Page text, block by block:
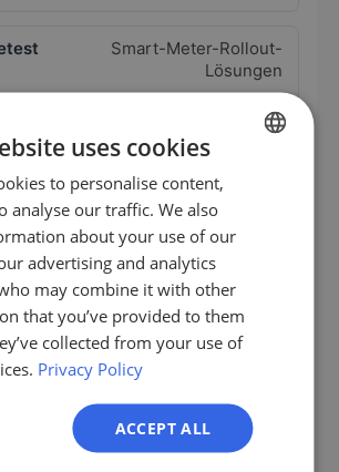
Smart-Meter-Rollout-
Lösungen
DACH mit Smart-
Verpflichtung und aktiver
und Netz-Verantwortliche
Engineering und GIS für
Fernwärme
Versorger mit
Programmen oder
für Netzplaner."
Technik-Leitung und Netzplanung
GERMAN
FR
PL
uses cookies
to personalise content,
analyse our traffic. We also
about your use of our
advertising and analytics
may combine it with other
that you’ve provided to them
collected from your use of
Privacy Policy
ACCEPT ALL